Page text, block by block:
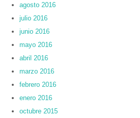
agosto 2016
julio 2016
junio 2016
mayo 2016
abril 2016
marzo 2016
febrero 2016
enero 2016
octubre 2015